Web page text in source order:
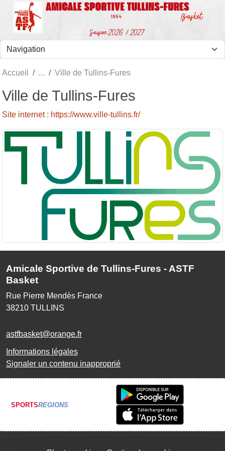
Accueil Ville de Tullins-Fures
Ville de Tullins-Fures
Site internet : https://www.ville-tullins.fr/
Amicale Sportive de Tullins-Fures - ASTF
Basket
Rue Pierre Mendès France
38210 TULLINS
astfbasket@orange.fr
Informations légales
Signaler un contenu inapproprié
SPORTSREGIONS
Panneau de gestion des cookies